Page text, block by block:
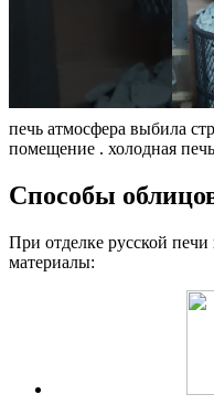
печь атмосфера выбила
помещение . холодная
Способы
При отделке русской
материалы: